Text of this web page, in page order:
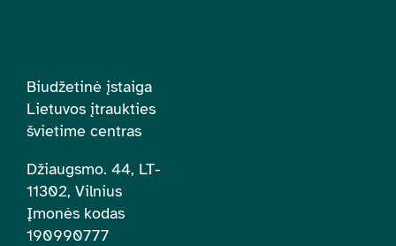
Biudžetinė įstaiga
Lietuvos įtraukties
švietime centras
Džiaugsmo. 44, LT-
11302, Vilnius
Įmonės kodas
190990777